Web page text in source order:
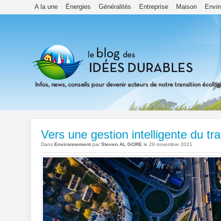
A la une Énergies Généralités Entreprise Maison
Vers une gestion intelligente du
Dans Environnement par Steven AL GORE le 29 novembre 2021